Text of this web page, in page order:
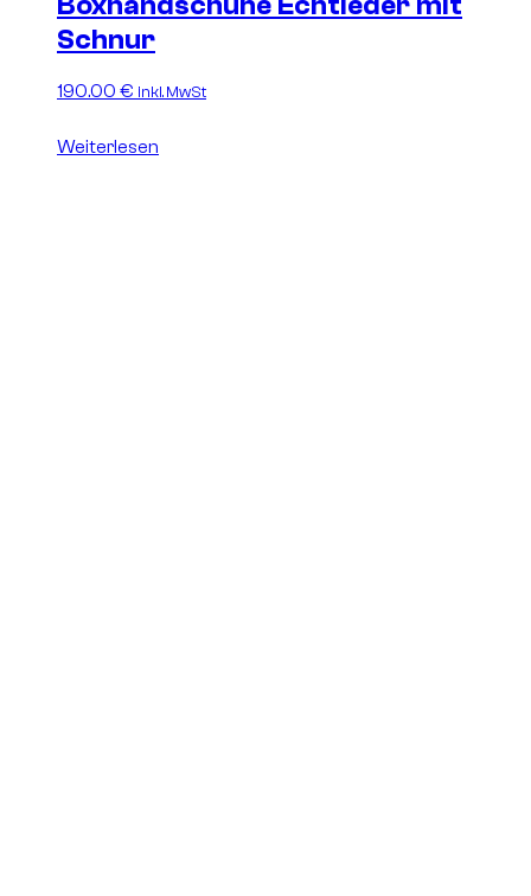
Schnur
190.00 € inkl. MwSt
Weiterlesen